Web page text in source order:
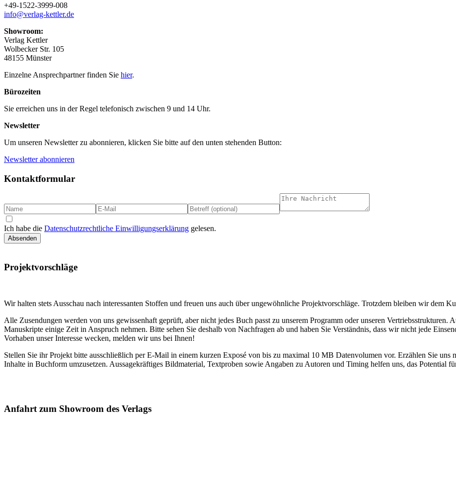
+49-1522-3999-008
info@verlag-kettler.de
Showroom:
Verlag Kettler
Wolbecker Str. 105
48155 Münster
Einzelne Ansprechpartner finden Sie hier.
Bürozeiten
Sie erreichen uns in der Regel telefonisch zwischen 9 und 14 Uhr.
Newsletter
Um unseren Newsletter zu abonnieren, klicken Sie bitte auf den unten stehenden Button:
Newsletter abonnieren
Kontaktformular
Ich habe die Datenschutzrechtliche Einwilligungserklärung gelesen.
Absenden
Projektvorschläge
Wir halten stets Ausschau nach interessanten Stoffen und freuen uns auch über ungewöhnliche Projektvorschläge. Trotzdem bleiben wir dem
Alle Zusendungen werden von uns gewissenhaft geprüft, aber nicht jedes Buch passt zu unserem Programm oder unseren
Manuskripte einige Zeit in Anspruch nehmen. Bitte sehen Sie deshalb von Nachfragen ab und haben Sie Verständnis, dass wir nicht jede
Vorhaben unser Interesse wecken, melden wir uns bei Ihnen!
Stellen Sie ihr Projekt bitte ausschließlich per E-Mail in einem kurzen Exposé von bis zu maximal 10 MB Datenvolumen vor. Erzählen Sie uns
Inhalte in Buchform umzusetzen. Aussagekräftiges Bildmaterial, Textproben sowie Angaben zu Autoren und Timing helfen uns, das Potential
Anfahrt zum Showroom des Verlags